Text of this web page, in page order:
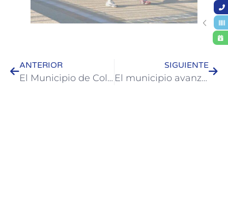
ANTERIOR
El Municipio de Colón fortalece el trabajo de prevención en seguridad vial
SIGUIENTE
El municipio avanza con los operativos de seguridad vial en accesos y barrios